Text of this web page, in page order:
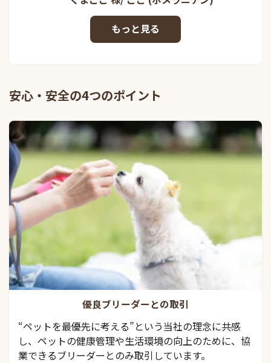
安心・安全の4つのポイント
優良ブリーダーとの取引
“ペットを最優先に考える”という当社の理念に共感
し、ペットの健康管理や生活環境の向上のために、協
業できるブリーダーとのみ取引しています。